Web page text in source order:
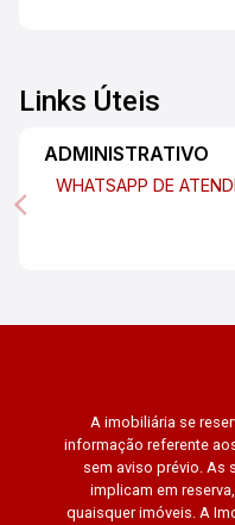
Links Úteis
ADMINISTRATIVO
WHATSAPP DE
A imobiliária se
informação referente
sem aviso prévio. As
implicam em
quaisquer imóveis. A